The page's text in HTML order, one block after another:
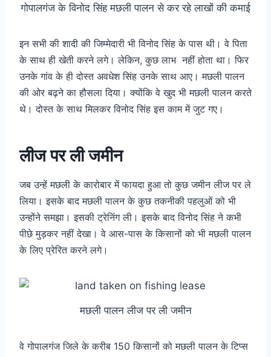
गोपालगंज के विनोद सिंह मछली पालन से कर रहे लाखों की कमाई
इन सभी की शादी की जिम्मेदारी भी विनोद सिंह के पास थी। वे पिता
के साथ ही खेती करने लगे। लेकिन, कुछ लाभ नहीं होता था। फिर
उनके गांव के ही दोस्त अवधेश सिंह उनके साथ आए। मछली पालन
की ओर बढ़ने का हौसला दिया।क्योंकि वे खुद भी मछली पालन करते
थे। दोस्त के साथ मिलकर विनोद सिंह इस काम में जुट गए।
लीज पर ली जमीन
जब उन्हें मछली के कारोबार में फायदा हुआ तो कुछ जमीन लीज पर ले
लिया। इसके बाद मछली पालन के कुछ तकनीकी पहलुओं को भी
उन्होंने समझा। इसकी ट्रेनिंग ली। इसके बाद विनोद सिंह ने कभी
पीछे मुड़कर नहीं देखा। वे आस-पास के किसानों को भी मछली पालन
के लिए प्रेरित करने लगे।
मछली पालन लीज पर ली जमीन
वे गोपालगंज जिले के करीब 150 किसानों को मछली पालन के टिप्स